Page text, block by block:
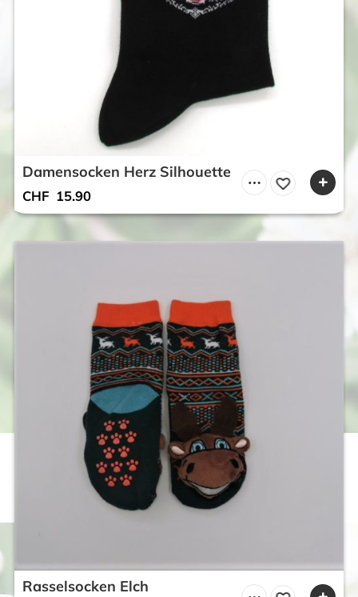
Damensocken Herz Silhouette
CHF 15.90
Rasselsocken Elch